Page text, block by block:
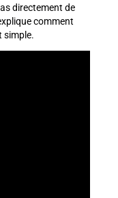
directement de
comment
simple.